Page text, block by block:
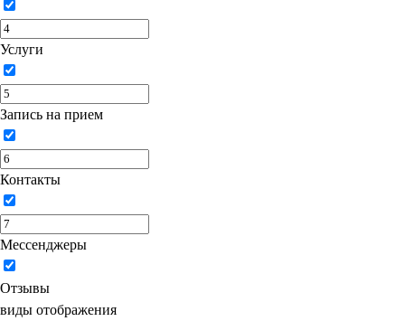
Услуги
Запись на прием
Контакты
Мессенджеры
Отзывы
виды отображения